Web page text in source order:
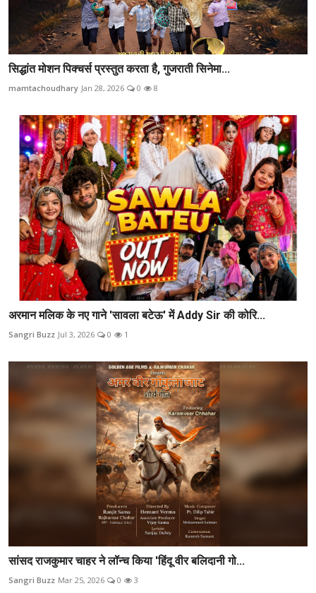
सिद्धांत मोशन पिक्चर्स प्रस्तुत करता है, गुजराती सिनेमा...
mamtachoudhary Jan 28, 2026 0 8
अरमान मलिक के नए गाने 'सावला बटेऊ' में Addy Sir की कोरि...
Sangri Buzz Jul 3, 2026 0 1
सांसद राजकुमार चाहर ने लॉन्च किया 'हिंदू वीर बलिदानी गो...
Sangri Buzz Mar 25, 2026 0 3